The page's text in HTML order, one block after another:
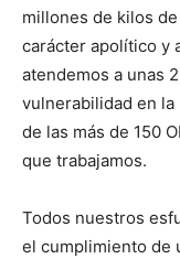
millones de kilos
carácter apolítico y
atendemos a unas
vulnerabilidad en la
de las más de 150
que trabajamos.
Todos nuestros
el cumplimiento de